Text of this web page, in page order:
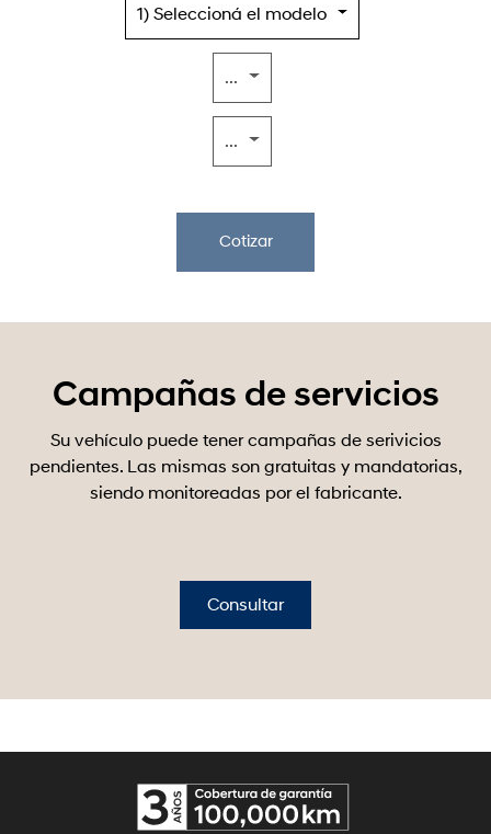
1) Seleccioná el modelo
...
...
Cotizar
Campañas de servicios
Su vehículo puede tener campañas de serivicios
pendientes. Las mismas son gratuitas y mandatorias,
siendo monitoreadas por el fabricante.
Consultar